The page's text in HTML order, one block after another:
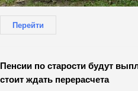
Перейти
Пенсии по старости будут
стоит ждать перерасчета